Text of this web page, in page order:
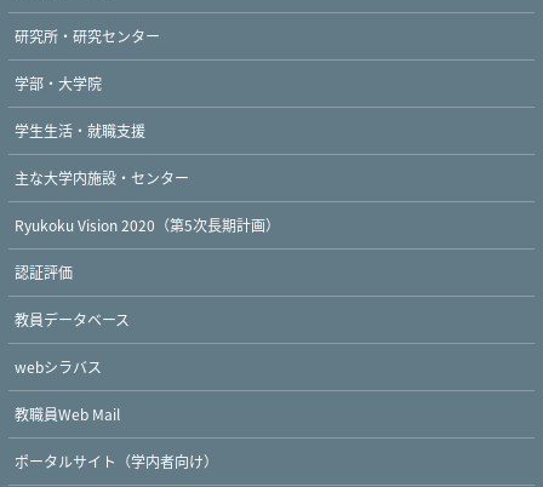
研究所・研究センター
学部・大学院
学生生活・就職支援
主な大学内施設・センター
Ryukoku Vision 2020（第5次長期計画）
認証評価
教員データベース
webシラバス
教職員Web Mail
ポータルサイト（学内者向け）